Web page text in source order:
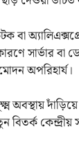
বা
সার্ভার বা
অপরিহার্য।
অবস্থায়